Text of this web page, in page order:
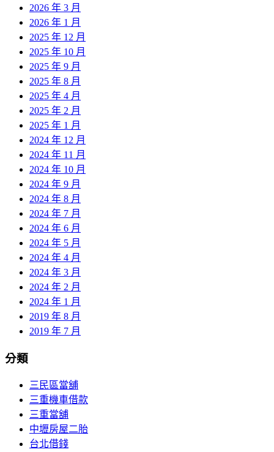
2026 年 3 月
2026 年 1 月
2025 年 12 月
2025 年 10 月
2025 年 9 月
2025 年 8 月
2025 年 4 月
2025 年 2 月
2025 年 1 月
2024 年 12 月
2024 年 11 月
2024 年 10 月
2024 年 9 月
2024 年 8 月
2024 年 7 月
2024 年 6 月
2024 年 5 月
2024 年 4 月
2024 年 3 月
2024 年 2 月
2024 年 1 月
2019 年 8 月
2019 年 7 月
分類
三民區當舖
三重機車借款
三重當舖
中壢房屋二胎
台北借錢